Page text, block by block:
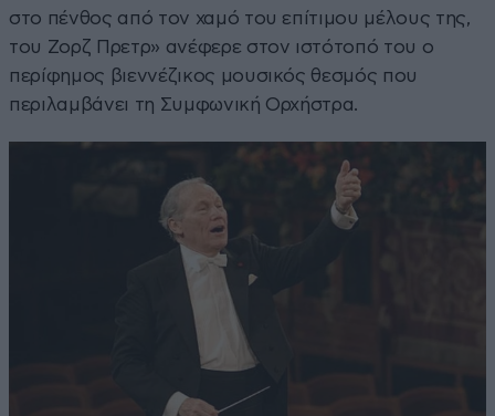
στο πένθος από τον χαμό του επίτιμου μέλους της,
του Ζορζ Πρετρ» ανέφερε στον ιστότοπό του ο
περίφημος βιεννέζικος μουσικός θεσμός που
περιλαμβάνει τη Συμφωνική Ορχήστρα.